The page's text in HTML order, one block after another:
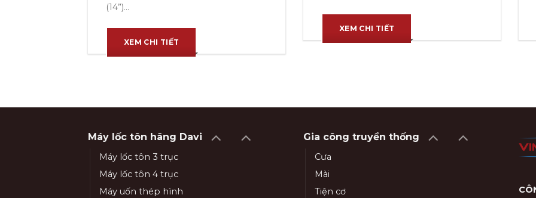
(14”)...
XEM CHI TIẾT
XEM CHI TIẾT
Máy lốc tôn hãng Davi
Máy lốc tôn 3 trục
Máy lốc tôn 4 trục
Máy uốn thép hình
Gia công truyền thống
Cưa
Mài
Tiện cơ